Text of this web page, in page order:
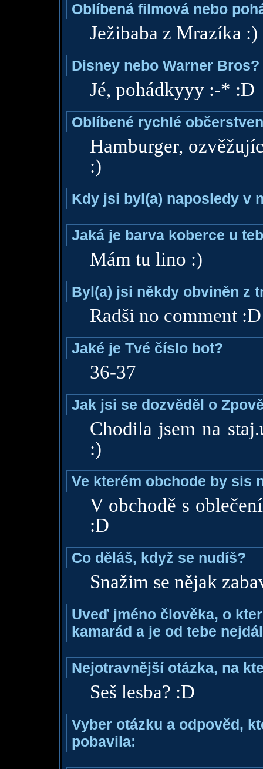
Oblíbená filmová nebo
Ježibaba z Mrazíka :)
Disney nebo Warner Bros?
Jé, pohádkyyy :-* :D
Oblíbené rychlé
Hamburger,
:)
Kdy jsi byl(a) naposledy v
Jaká je barva koberce u
Mám tu lino :)
Byl(a) jsi někdy obviněn z
Radši no comment :D
Jaké je Tvé číslo bot?
36-37
Jak jsi se dozvěděl o
Chodila jsem na
:)
Ve kterém obchode by sis
V obchodě s
:D
Co děláš, když se nudíš?
Snažim se nějak
Uveď jméno člověka, o
kamarád a je od tebe
Nejotravnější otázka, na
Seš lesba? :D
Vyber otázku a odpověd,
pobavila: